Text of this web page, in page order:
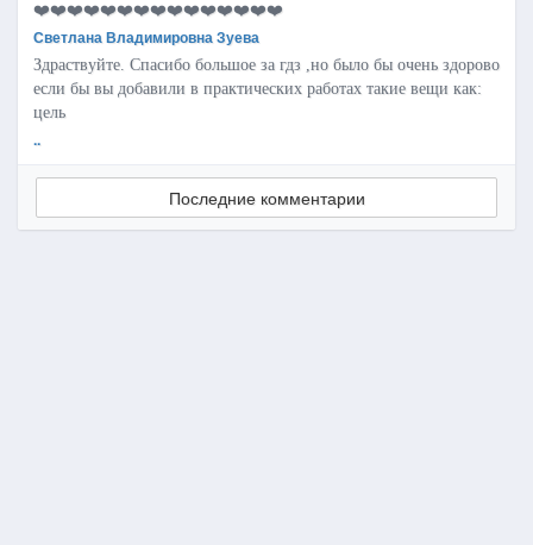
❤️❤️❤️❤️❤️❤️❤️❤️❤️❤️❤️❤️❤️❤️❤️
Светлана Владимировна Зуева
Здраствуйте. Спасибо большое за гдз ,но было бы очень здорово
если бы вы добавили в практических работах такие вещи как:
цель
..
Последние комментарии